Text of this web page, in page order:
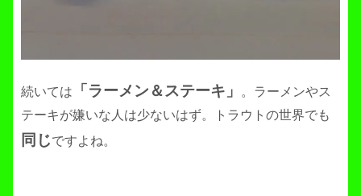
続いては 「ラーメン＆ステーキ」
。ラーメンやス
テーキが嫌いな人は少ないはず。トラウトの世界でも
同じですよね。